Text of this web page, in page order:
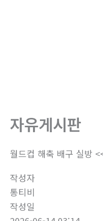
자유게시판
월드컵 해축 배구 실방
작성자
통티비
작성일